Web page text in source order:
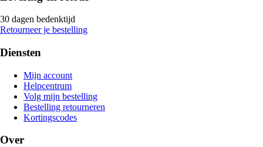
30 dagen bedenktijd
Retourneer je bestelling
Diensten
Mijn account
Helpcentrum
Volg mijn bestelling
Bestelling retourneren
Kortingscodes
Over